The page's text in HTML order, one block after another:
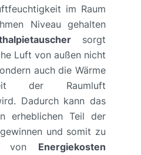
im Raum
Niveau gehalten
sorgt
Luft von außen nicht
auch die Wärme
der Raumluft
Dadurch kann das
erheblichen Teil der
und somit zu
von Energiekosten